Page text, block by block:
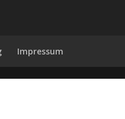
Impressum